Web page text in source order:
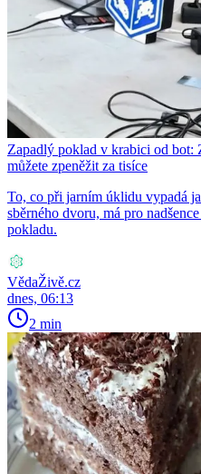
Zapadlý poklad v krabici od bot:
můžete zpeněžit za tisíce
To, co při jarním úklidu vypadá
sběrného dvoru, má pro
pokladu.
VědaŽivě.cz
dnes, 06:13
2 min